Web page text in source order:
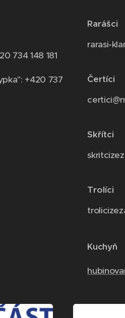
734 148 181
+420 737
Rarášci
rarasi-
Čertíci
Skřítci
Trolíci
Kuchyň